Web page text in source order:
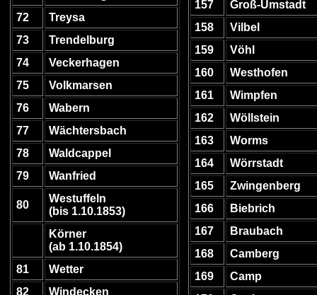
72
Treysa
73
Trendelburg
74
Veckerhagen
75
Volkmarsen
76
Wabern
77
Wächtersbach
78
Waldcappel
79
Wanfried
80
Westuffeln
(bis 1.10.1853)
Körner
(ab 1.10.1854)
81
Wetter
82
Windecken
157
Groß-Umstadt
158
Vilbel
159
Vöhl
160
Westhofen
161
Wimpfen
162
Wöllstein
163
Worms
164
Wörrstadt
165
Zwingenberg
166
Biebrich
167
Braubach
168
Camberg
169
Camp